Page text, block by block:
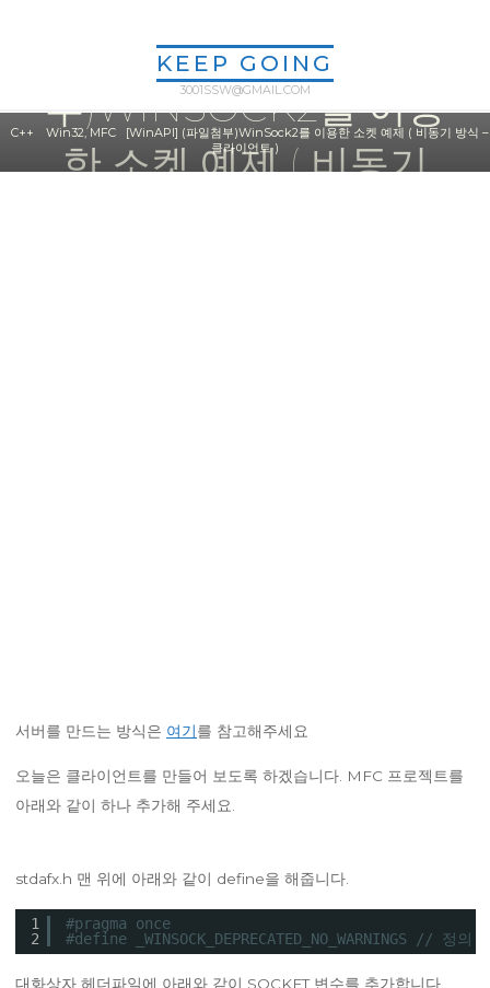
KEEP GOING
3001SSW@GMAIL.COM
[WINAPI] (파일첨
부)WINSOCK2를 이용
한 소켓 예제 ( 비동기
Home
C++ Win32, MFC
[WinAPI] (파일첨부)WinSock2를 이용한 소켓 예제 ( 비동기 방식 –
클라이언트 )
서버를 만드는 방식은 여기를 참고해주세요
오늘은 클라이언트를 만들어 보도록 하겠습니다. MFC 프로젝트를
아래와 같이 하나 추가해 주세요.
stdafx.h 맨 위에 아래와 같이 define을 해줍니다.
1
2
#pragma once
#define _WINSOCK_DEPRECATED_NO_WARNINGS // 정의
대화상자 헤더파일에 아래와 같이 SOCKET 변수를 추가합니다.